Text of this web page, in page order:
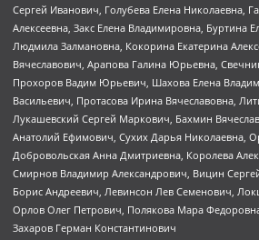
Сергей Иванович, Голубева Елена Николаевна,
Алексеевна, Закс Елена Владимировна, Буртина
Людмила Залмановна, Кокорина Екатерина
Вячеславович, Арапова Галина Юрьевна,
Прохоров Вадим Юрьевич, Шахова Елена
Васильевич, Протасова Ирина Вячеславовна,
Лукашевский Сергей Маркович, Бахмин
Анатолий Ефимович, Сухих Дарья Николаевна,
Добровольская Анна Дмитриевна, Королева
Смирнов Владимир Александрович, Вицин
Борис Андреевич, Левинсон Лев Семенович,
Орлов Олег Петрович, Полякова Мара
Захаров Герман Константинович